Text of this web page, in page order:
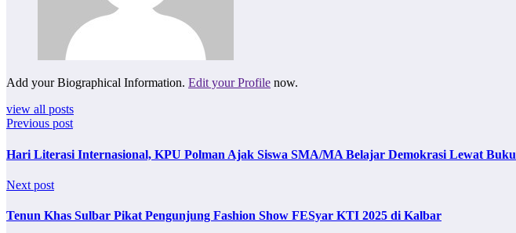
Add your Biographical Information. Edit your Profile now.
view all posts
Previous post
Hari Literasi Internasional, KPU Polman Ajak Siswa SMA/MA Belajar Demokrasi Lewat Buku
Next post
Tenun Khas Sulbar Pikat Pengunjung Fashion Show FESyar KTI 2025 di Kalbar